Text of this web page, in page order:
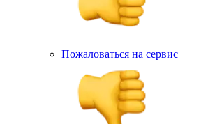
Пожаловаться на сервис